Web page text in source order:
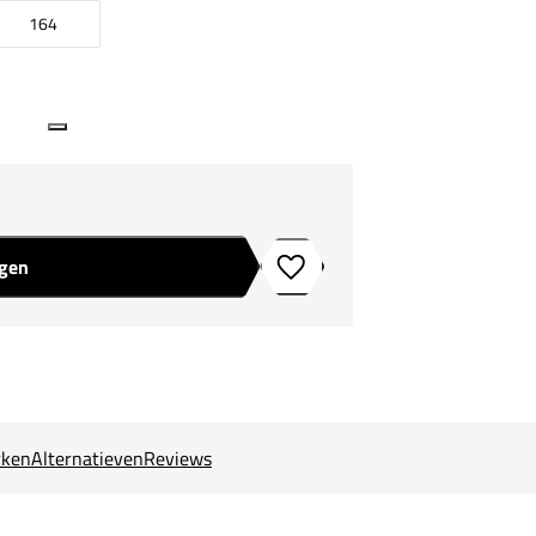
164
Toevoegen aan verlanglijstje
AlternatievenReviews